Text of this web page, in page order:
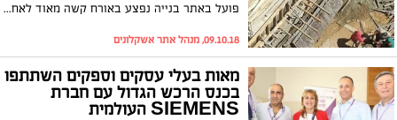
פועל באתר בנייה נפצע באורח קשה מאוד לאחר שנפגע מעמודי ברזל. המשטרה פתחה בחקירה, הפועל פונה לבית החולים לקבלת טיפול
09.10.18, מנהל אתר אשקלונים
מאות בעלי עסקים וספקים השתתפו
בכנס הרכש הגדול עם חברת
SIEMENS העולמית